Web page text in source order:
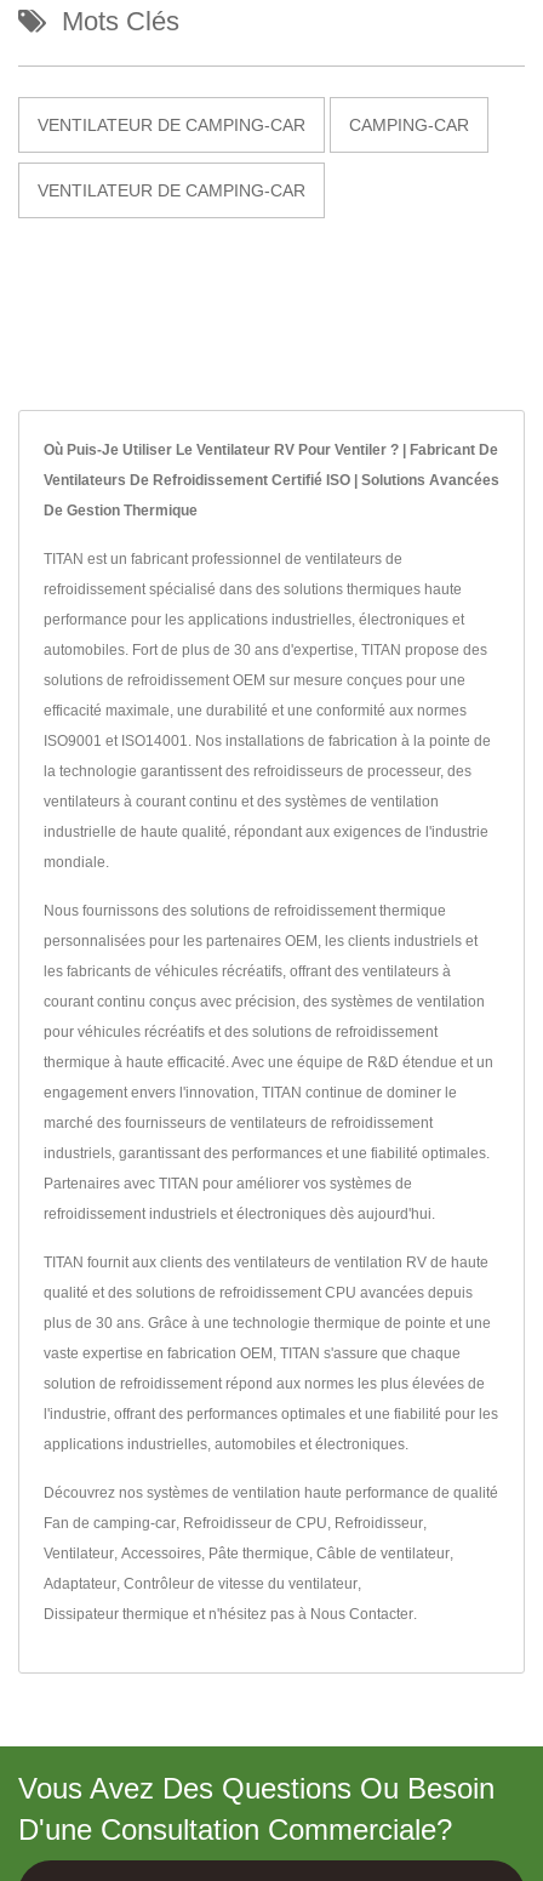
Mots Clés
VENTILATEUR DE CAMPING-CAR CAMPING-CAR
VENTILATEUR DE CAMPING-CAR
Où Puis-Je Utiliser Le Ventilateur RV Pour Ventiler ? | Fabricant De
Ventilateurs De Refroidissement Certifié ISO | Solutions Avancées
De Gestion Thermique
TITAN est un fabricant professionnel de ventilateurs de
refroidissement spécialisé dans des solutions thermiques haute
performance pour les applications industrielles, électroniques et
automobiles. Fort de plus de 30 ans d'expertise, TITAN propose des
solutions de refroidissement OEM sur mesure conçues pour une
efficacité maximale, une durabilité et une conformité aux normes
ISO9001 et ISO14001. Nos installations de fabrication à la pointe de
la technologie garantissent des refroidisseurs de processeur, des
ventilateurs à courant continu et des systèmes de ventilation
industrielle de haute qualité, répondant aux exigences de l'industrie
mondiale.
Nous fournissons des solutions de refroidissement thermique
personnalisées pour les partenaires OEM, les clients industriels et
les fabricants de véhicules récréatifs, offrant des ventilateurs à
courant continu conçus avec précision, des systèmes de ventilation
pour véhicules récréatifs et des solutions de refroidissement
thermique à haute efficacité. Avec une équipe de R&D étendue et un
engagement envers l'innovation, TITAN continue de dominer le
marché des fournisseurs de ventilateurs de refroidissement
industriels, garantissant des performances et une fiabilité optimales.
Partenaires avec TITAN pour améliorer vos systèmes de
refroidissement industriels et électroniques dès aujourd'hui.
TITAN fournit aux clients des ventilateurs de ventilation RV de haute
qualité et des solutions de refroidissement CPU avancées depuis
plus de 30 ans. Grâce à une technologie thermique de pointe et une
vaste expertise en fabrication OEM, TITAN s'assure que chaque
solution de refroidissement répond aux normes les plus élevées de
l'industrie, offrant des performances optimales et une fiabilité pour les
applications industrielles, automobiles et électroniques.
Découvrez nos systèmes de ventilation haute performance de qualité
Fan de camping-car Refroidisseur de CPU Refroidisseur
Ventilateur Accessoires Pâte thermique Câble de ventilateur
Adaptateur Contrôleur de vitesse du ventilateur
Dissipateur thermique et n'hésitez pas à Nous Contacter
Vous Avez Des Questions Ou Besoin
D'une Consultation Commerciale?